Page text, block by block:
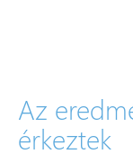
Az
érkeztek